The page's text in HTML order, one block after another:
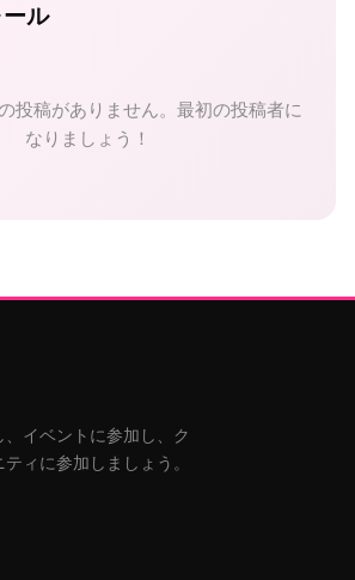
ル
投稿がありません。最初の投稿者に
なりましょう！
イベントに参加し、ク
ィに参加しましょう。